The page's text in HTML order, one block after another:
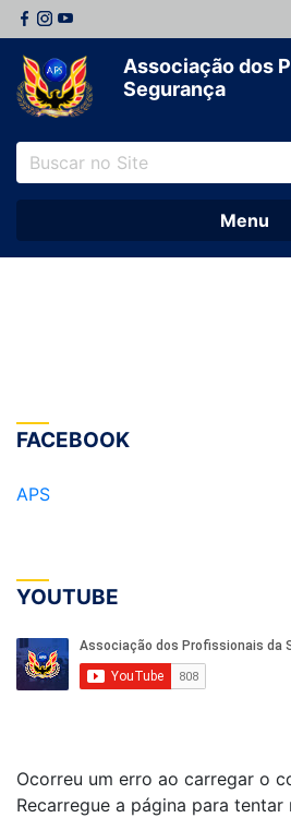
Associação dos
Segurança
Menu
FACEBOOK
APS
YOUTUBE
Ocorreu um erro ao carregar o
Recarregue a página para tentar